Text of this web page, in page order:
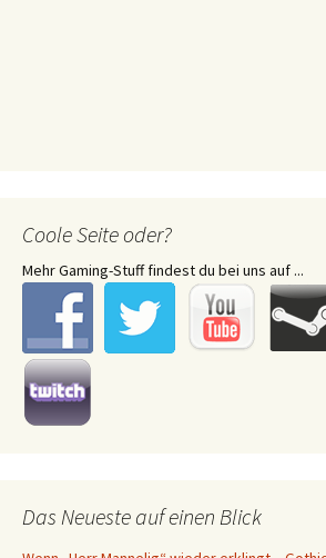
Coole Seite oder?
Mehr Gaming-Stuff findest du bei uns auf ...
Das Neueste auf einen Blick